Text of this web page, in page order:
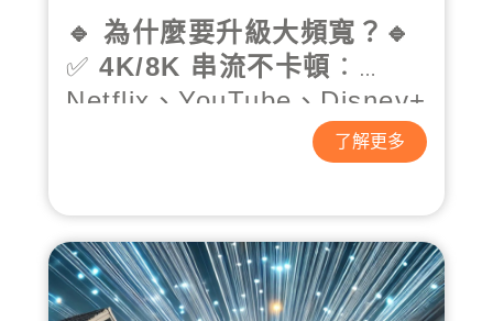
🔹 為什麼要升級大頻寬？🔹
✅ 4K/8K 串流不卡頓 ：
Netflix、YouTube、Disney+
：遊戲即時
✅遠距工作 & 視訊會議：穩
定連線不卡頓，提高工作效
率！
了解更多